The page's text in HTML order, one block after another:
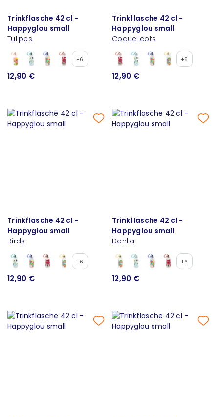
Trinkflasche 42 cl -
Happyglou small
Tulipes
+6
12,90 €
Trinkflasche 42 cl -
Happyglou small
Coquelicots
+6
12,90 €
Trinkflasche 42 cl -
Happyglou small
Birds
+6
12,90 €
Trinkflasche 42 cl -
Happyglou small
Dahlia
+6
12,90 €